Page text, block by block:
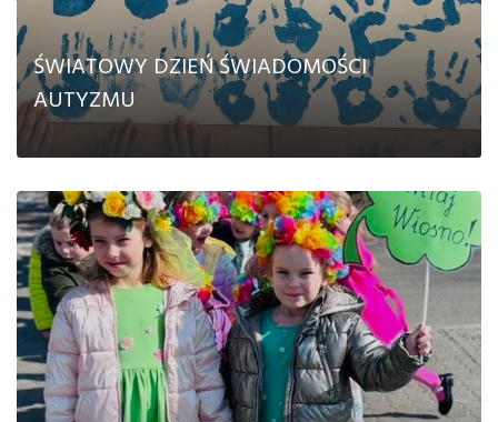
ŚWIATOWY DZIEŃ ŚWIADOMOŚCI
AUTYZMU
CZYTAJ DALEJ